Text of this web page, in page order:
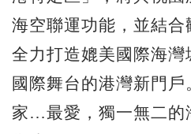
海空聯運功能，並結合
全力打造媲美國際海灣
國際舞台的港灣新門
家…最愛，獨一無二的